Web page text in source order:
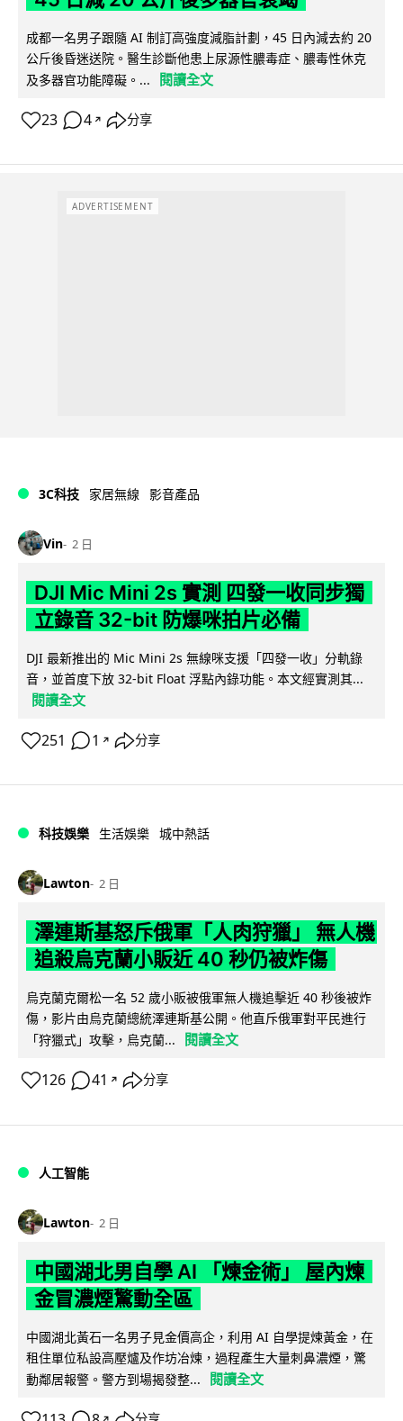
成都一名男子跟隨 AI 制訂高強度減脂計劃，45 日內減去約 20
公斤後昏迷送院。醫生診斷他患上尿源性膿毒症、膿毒性休克
及多器官功能障礙。...
閱讀全文
23 4 ↗ 分享
ADVERTISEMENT
3C科技 家居無線 影音產品
Vin 2 日
DJI Mic Mini 2s 實測 四發一收同步獨
立錄音 32-bit 防爆咪拍片必備
DJI 最新推出的 Mic Mini 2s 無線咪支援「四發一收」分軌錄
音，並首度下放 32-bit Float 浮點內錄功能。本文經實測其...
閱讀全文
251 1 ↗ 分享
科技娛樂 生活娛樂 城中熱話
Lawton 2 日
澤連斯基怒斥俄軍「人肉狩獵」 無人機
追殺烏克蘭小販近 40 秒仍被炸傷
烏克蘭克爾松一名 52 歲小販被俄軍無人機追擊近 40 秒後被炸
傷，影片由烏克蘭總統澤連斯基公開。他直斥俄軍對平民進行
「狩獵式」攻擊，烏克蘭...
閱讀全文
126 41 ↗ 分享
人工智能
Lawton 2 日
中國湖北男自學 AI 「煉金術」 屋內煉
金冒濃煙驚動全區
中國湖北黃石一名男子見金價高企，利用 AI 自學提煉黃金，在
租住單位私設高壓爐及作坊冶煉，過程產生大量刺鼻濃煙，驚
動鄰居報警。警方到場揭發整...
閱讀全文